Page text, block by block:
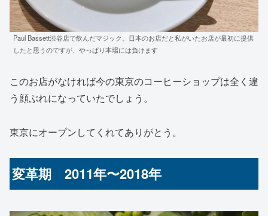
Paul Bassett渋谷店で飲んだマジック。日本のお店だと私がいたお店が最初に提供
したと思うのですが、やっぱり本場には負けます
このお店がなければ今の東京のコーヒーショップは全く違
う顔ぶれになっていたでしょう。
東京にオープンしてくれてありがとう。
変革期 2011年〜2018年